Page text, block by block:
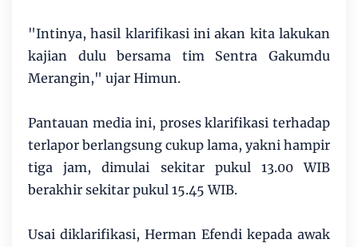
"Intinya, hasil klarifikasi ini akan kita lakukan
kajian dulu bersama tim Sentra Gakumdu
Merangin," ujar Himun.
Pantauan media ini, proses klarifikasi terhadap
terlapor berlangsung cukup lama, yakni hampir
tiga jam, dimulai sekitar pukul 13.00 WIB
berakhir sekitar pukul 15.45 WIB.
Usai diklarifikasi, Herman Efendi kepada awak